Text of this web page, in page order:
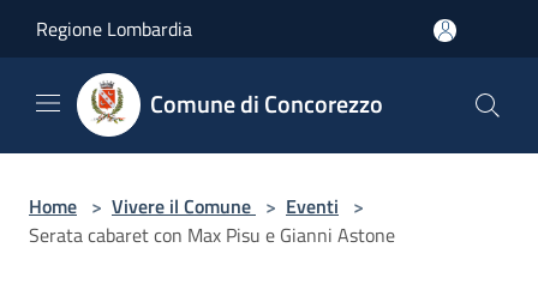
Regione Lombardia
Comune di Concorezzo
Home > Vivere il Comune > Eventi >
Serata cabaret con Max Pisu e Gianni Astone